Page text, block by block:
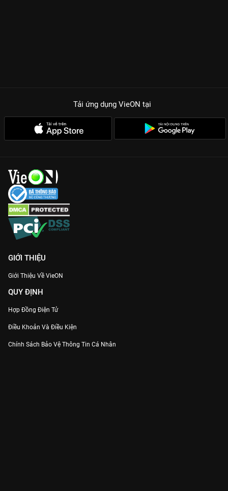
Tải ứng dụng VieON tại
GIỚI THIỆU
Giới Thiệu Về VieON
QUY ĐỊNH
Hợp Đồng Điện Tử
Điều Khoản Và Điều Kiện
Chính Sách Bảo Vệ Thông Tin Cá Nhân